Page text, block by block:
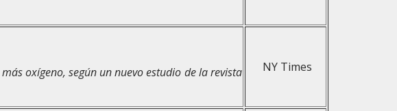
oxígeno, según un nuevo estudio de la revista
NY Times